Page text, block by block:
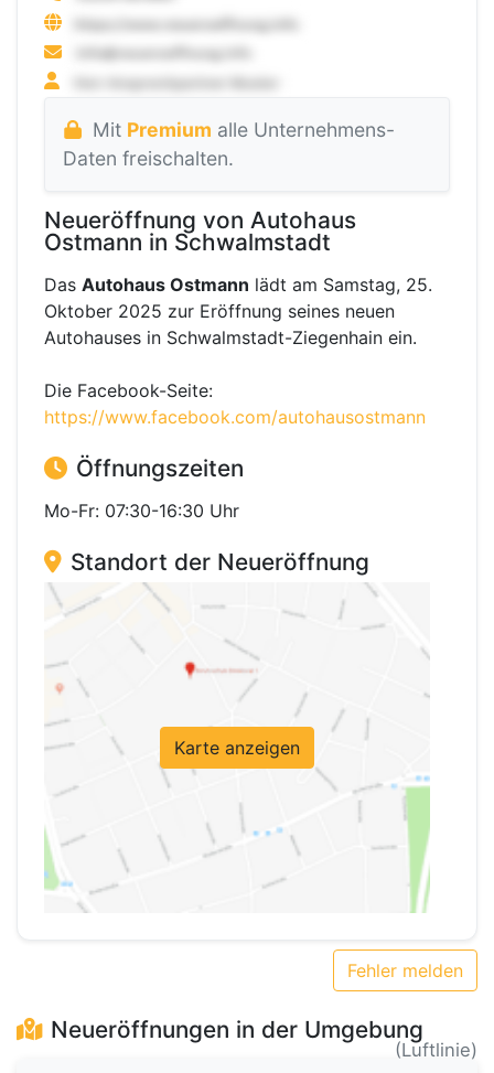
Mit Premium alle Unternehmens-
Daten freischalten.
Neueröffnung von Autohaus
Ostmann in Schwalmstadt
Das Autohaus Ostmann lädt am Samstag, 25.
Oktober 2025 zur Eröffnung seines neuen
Autohauses in Schwalmstadt-Ziegenhain ein.
Die Facebook-Seite:
https://www.facebook.com/autohausostmann
Öffnungszeiten
Mo-Fr: 07:30-16:30 Uhr
Standort der Neueröffnung
Karte anzeigen
Fehler melden
Neueröffnungen in der Umgebung
(Luftlinie)